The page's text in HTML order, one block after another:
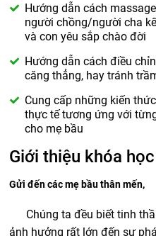
Hướng dẫn cách
người chồng/người cha
và con yêu sắp chào đời
Hướng dẫn cách điều
căng thẳng, hay tránh
Cung cấp những kiến
thực tế tương ứng với
cho mẹ bầu
Giới thiệu khóa học
Gửi đến các mẹ bầu thân mến,
Chúng ta đều biết tinh
ảnh hưởng rất lớn đến sự